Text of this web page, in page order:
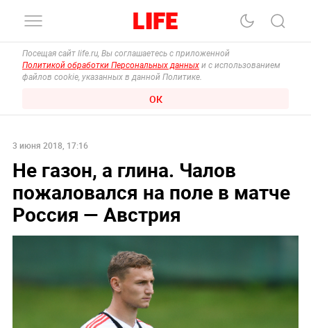
Посещая сайт life.ru, Вы соглашаетесь с приложенной
Политикой обработки Персональных данных и с использованием
файлов cookie, указанных в данной Политике.
ОК
3 июня 2018, 17:16
Не газон, а глина. Чалов
пожаловался на поле в матче
Россия — Австрия